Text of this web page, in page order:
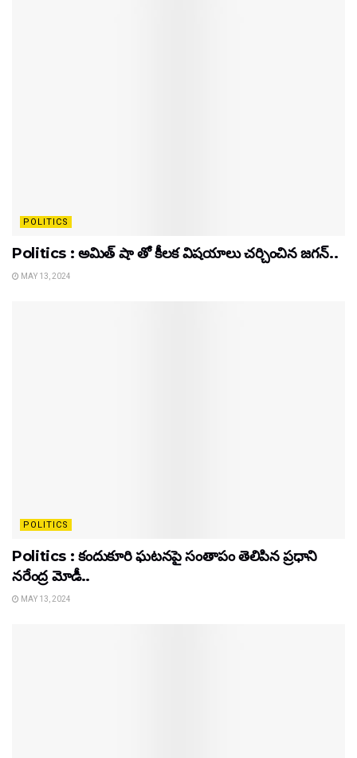
POLITICS
Politics : అమిత్ షా తో కీలక విషయాలు చర్చించిన జగన్..
MAY 13, 2024
POLITICS
Politics : కందుకూరి ఘటనపై సంతాపం తెలిపిన ప్రధాని
నరేంద్ర మోడీ..
MAY 13, 2024